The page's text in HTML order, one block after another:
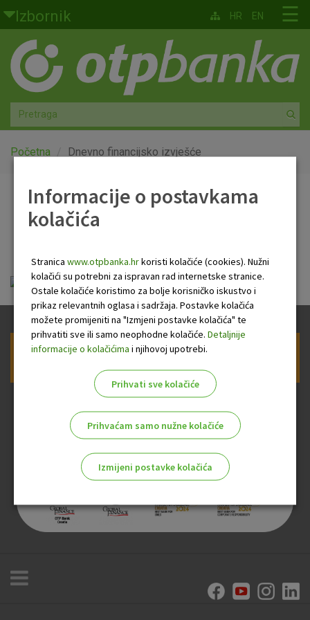
Skoči na glavni sadržaj
Izbornik
Građani
Privatno bankarstvo
Agro
Mala poduzeća i obrtnici
Globalna tržišta
O nama
☰
HR EN
Početna Dnevno financijsko izvješće
Dnevno financijsko
Dnevno financijsko izvješće.pdf
Prijava na newsletter OTP banke
Informacije o postavkama
kolačića
Stranica www.otpbanka.hrkoristi kolačiće (cookies). Nužni
kolačići su potrebni za ispravan rad internetske stranice.
Ostale kolačiće koristimo za bolje korisničko iskustvo i
prikaz relevantnih oglasa i sadržaja. Postavke kolačića
možete promijeniti na "Izmjeni postavke kolačića" te
prihvatiti sve ili samo neophodne kolačiće. Detaljnije
informacije o kolačićima i njihovoj upotrebi.
Prihvati sve kolačiće
Prihvaćam samo nužne kolačiće
Izmijeni postavke kolačića